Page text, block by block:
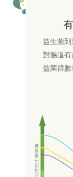
益生菌到
對腸道
益菌群